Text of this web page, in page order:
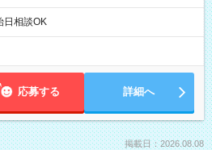
相談OK
応募する 詳細へ
掲載日：2026.08.08